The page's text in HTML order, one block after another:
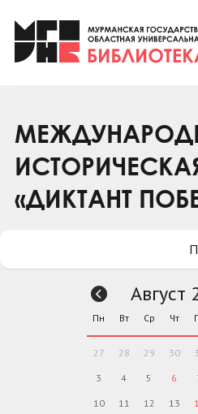
Клуб «Гиря и
Клуб «Семейный
Коллегам
Контакты
«ДИКТАНТ
Август
Пн Вт Ср Чт
27 28 29 30
3 4 5 6
10 11 12 13